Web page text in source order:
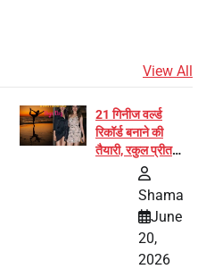
View All
21 गिनीज वर्ल्ड
रिकॉर्ड बनाने की
तैयारी, रकुल प्रीत
और प्रज्ञा जायसवाल
Shama
June
20,
2026